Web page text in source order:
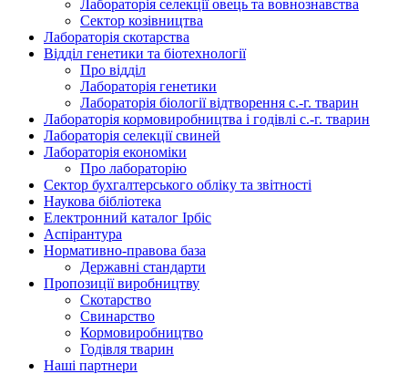
Лабораторія селекції овець та вовнознавства
Сектор козівництва
Лабораторія скотарства
Відділ генетики та біотехнології
Про відділ
Лабораторія генетики
Лабораторія біології відтворення с.-г. тварин
Лабораторія кормовиробництва і годівлі с.-г. тварин
Лабораторія селекції свиней
Лабораторія економіки
Про лабораторію
Сектор бухгалтерського обліку та звітності
Наукова бібліотека
Електронний каталог Iрбiс
Аспірантура
Нормативно-правова база
Державні стандарти
Пропозиції виробництву
Скотарство
Свинарство
Кормовиробництво
Годівля тварин
Наші партнери